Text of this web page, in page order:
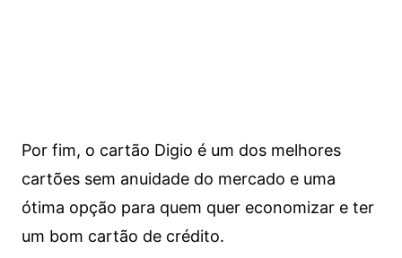
Por fim, o cartão Digio é um dos melhores
cartões sem anuidade do mercado e uma
ótima opção para quem quer economizar e ter
um bom cartão de crédito.